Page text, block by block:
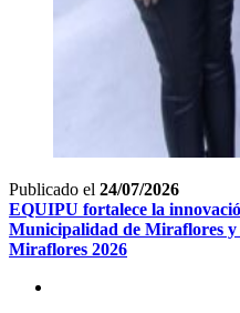
Publicado el 24/07/2026
EQUIPU fortalece la
Municipalidad de Miraflores y
Miraflores 2026